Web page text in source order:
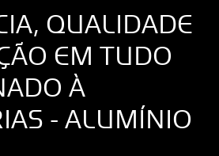
QUALIDADE
EM TUDO
À
- ALUMÍNIO